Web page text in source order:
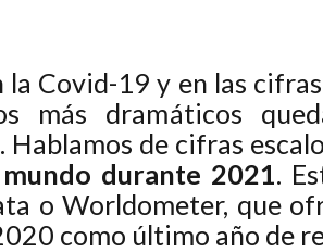
Covid-19 y en las cifras
más dramáticos
de cifras
durante 2021.
o Worldometer, que
como último año de